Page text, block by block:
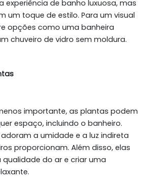
experiência de banho luxuosa, mas
um toque de estilo. Para um visual
opções como uma banheira
chuveiro de vidro sem moldura.
importante, as plantas podem
espaço, incluindo o banheiro.
a umidade e a luz indireta
proporcionam. Além disso, elas
do ar e criar uma